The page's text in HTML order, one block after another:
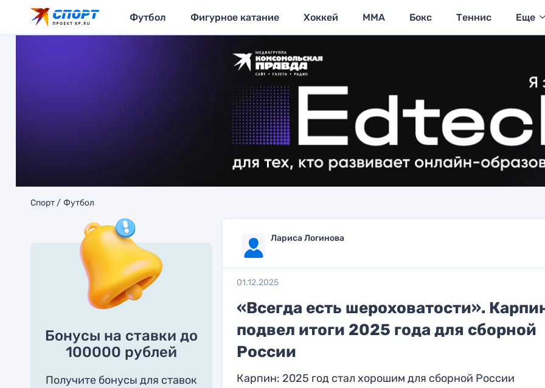
Футбол Фигурное катание Хоккей MMA Бокс Теннис Еще
Спорт Футбол
Бонусы на ставки до
100000 рублей
Получите бонусы для ставок
Лариса Логинова
01.12.2025
«Всегда есть шероховатости».
подвел итоги 2025 года для сборной
России
Карпин: 2025 год стал хорошим для сборной России